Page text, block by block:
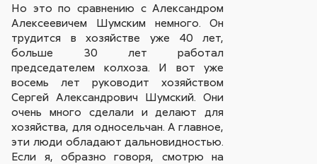
Но это по сравнению с Александром
Алексеевичем Шумским немного. Он
трудится в хозяйстве уже 40 лет,
больше 30 лет работал
председателем колхоза. И вот уже
восемь лет руководит хозяйством
Сергей Александрович Шумский. Они
очень много сделали и делают для
хозяйства, для односельчан. А главное,
эти люди обладают дальновидностью.
Если я, образно говоря, смотрю на